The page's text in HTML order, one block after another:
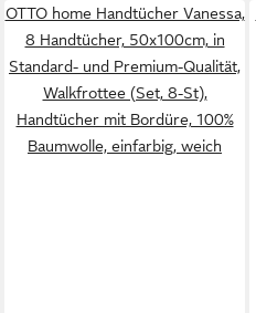
OTTO home Handtücher Vanessa,
8 Handtücher, 50x100cm, in
Standard- und Premium-Qualität,
Walkfrottee (Set, 8-St),
Handtücher mit Bordüre, 100%
Baumwolle, einfarbig, weich